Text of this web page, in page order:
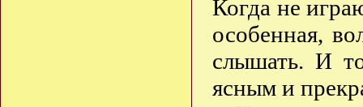
Когда не
особенная,
слышать. И
ясным и